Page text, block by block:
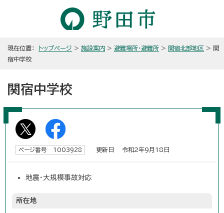
現在位置： トップページ > 施設案内 > 避難場所・避難所 > 関宿北部地区 > 関
宿中学校
関宿中学校
ページ番号 1003928 更新日 令和2年9月18日
地震・大規模事故対応
所在地